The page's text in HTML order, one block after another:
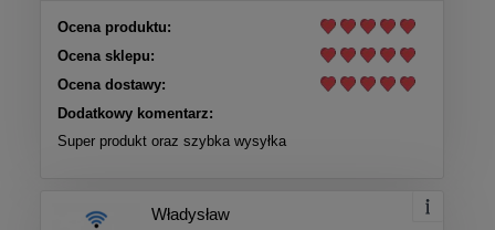
Ocena produktu:
Ocena sklepu:
Ocena dostawy:
Dodatkowy komentarz:
Super produkt oraz szybka wysyłka
Władysław